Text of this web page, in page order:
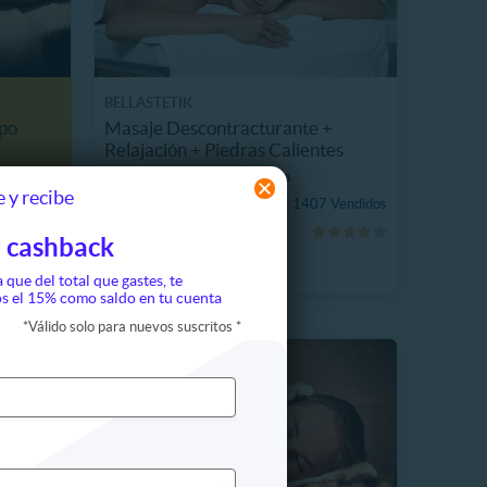
y recibe
cashback
que del total que gastes, te
el 15% como saldo en tu cuenta
*Válido solo para nuevos suscritos *
37
Masaje Descontracturante +
Relajación + Piedras Calientes
18717.9 km, Providencia
1407 Vendidos